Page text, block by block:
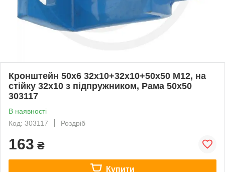
Кронштейн 50х6 32х10+32х10+50х50 М12, на
стійку 32х10 з підпружником, Рама 50х50
303117
В наявності
Код: 303117
Роздріб
163 ₴
Купити